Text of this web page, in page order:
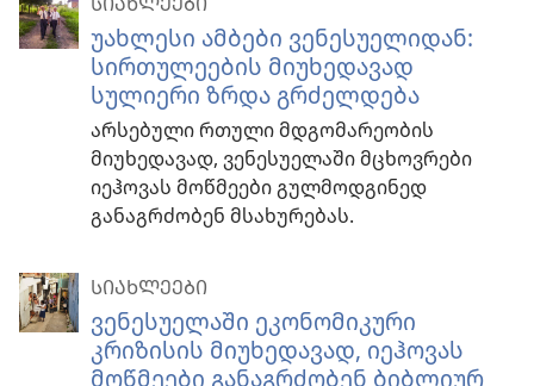
უახლესი ამბები ვენესუელიდან:
სირთულეების მიუხედავად
სულიერი ზრდა გრძელდება
არსებული რთული მდგომარეობის
მიუხედავად, ვენესუელაში მცხოვრები
იეჰოვას მოწმეები გულმოდგინედ
განაგრძობენ მსახურებას.
ᲡᲘᲐᲮᲚᲔᲔᲑᲘ
ვენესუელაში ეკონომიკური
კრიზისის მიუხედავად, იეჰოვას
მოწმეები განაგრძობენ ბიბლიურ